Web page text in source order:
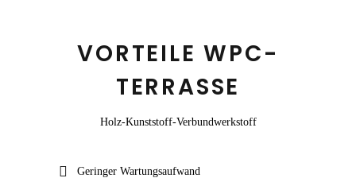
VORTEILE WPC-
TERRASSE
Holz-Kunststoff-Verbundwerkstoff
Geringer Wartungsaufwand